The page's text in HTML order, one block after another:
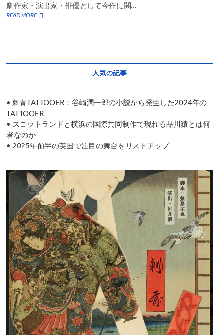
劇作家・演出家・俳優として今作に関…
READ MORELove
係
ン
ド
ン
公
の
会
人気の記事
•刺青TATTOOER：谷崎潤一郎の小説から発生した2024年の
TATTOOER
• スコットランドと横浜の国際共同制作で現れる品川猿とは何
者なのか
• 2025年前半の英国で注目の舞台をリストアップ